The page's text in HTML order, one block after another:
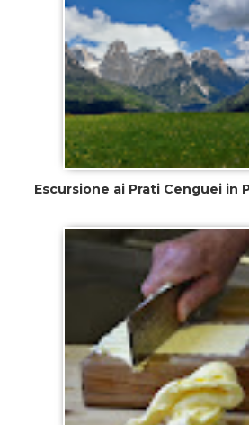
Escursione ai Prati Cenguei in